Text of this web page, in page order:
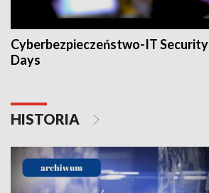
Cyberbezpieczeństwo-IT Security
Days
HISTORIA